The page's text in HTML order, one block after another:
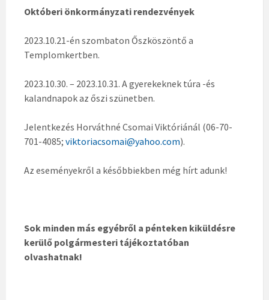
Októberi önkormányzati rendezvények
2023.10.21-én szombaton Őszköszöntő a
Templomkertben.
2023.10.30. – 2023.10.31. A gyerekeknek túra -és
kalandnapok az őszi szünetben.
Jelentkezés Horváthné Csomai Viktóriánál (06-70-
701-4085; viktoriacsomai@yahoo.com).
Az eseményekről a későbbiekben még hírt adunk!
Sok minden más egyébről a pénteken kiküldésre
kerülő polgármesteri tájékoztatóban
olvashatnak!